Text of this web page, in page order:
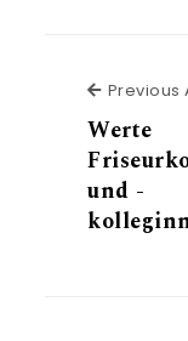
Previous
Werte
und -